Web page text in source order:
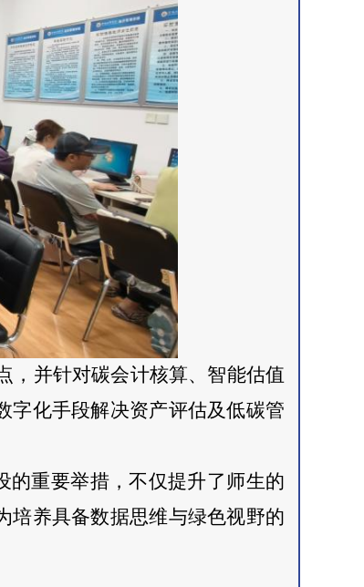
，并针对碳会计核算、智能估值
字化手段解决资产评估及低碳管
的重要举措，不仅提升了师生的
培养具备数据思维与绿色视野的